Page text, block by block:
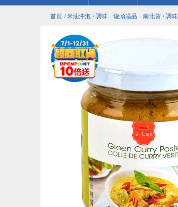
首頁 / 米油沖泡 / 調味．罐頭湯品．南北貨 / 調